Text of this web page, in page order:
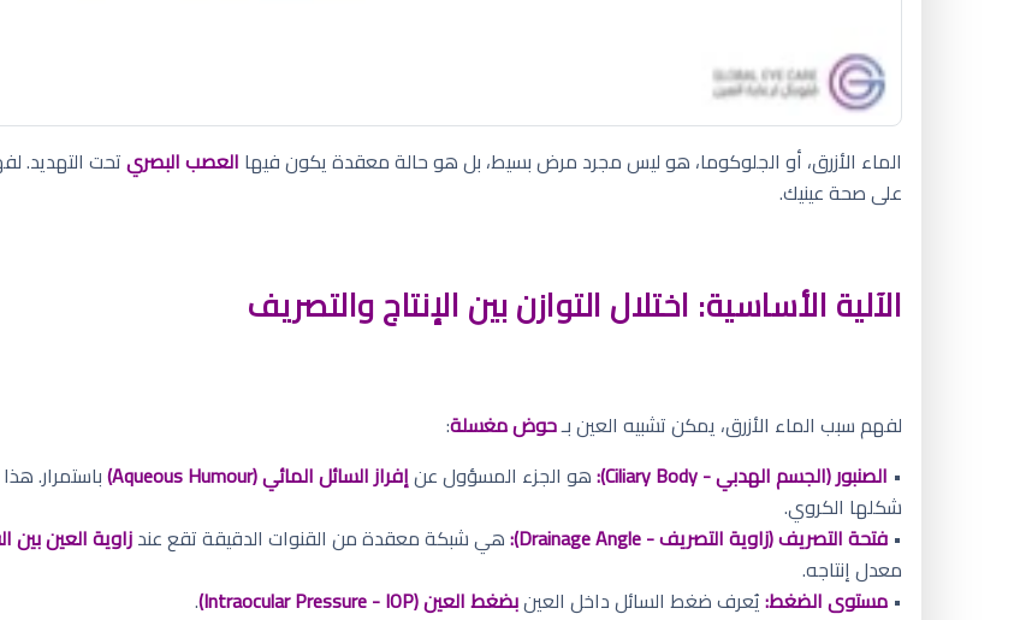
الماء الأزرق، أو الجلوكوما، هو ليس مجرد مرض بسيط، بل هو حالة معقدة يكون فيها العصب البصريتحت التهديد.
على صحة عينيك.
الآلية الأساسية: اختلال التوازن بين الإنتاج والتصريف
لفهم سبب الماء الأزرق، يمكن تشبيه العين بـحوض مغسلة:
• الصنبور (الجسم الهدبي - Ciliary Body): هو الجزء المسؤول عنإفراز السائل المائي (Aqueous Humour)
باستمرار.
شكلها الكروي.
• فتحة التصريف (زاوية التصريف - Drainage Angle): هي شبكة معقدة من القنوات الدقيقة تقع عندزاوية العين بين
معدل إنتاجه.
• مستوى الضغط:يُعرف ضغط السائل داخل العينبضغط العين (Intraocular Pressure - IOP)
.